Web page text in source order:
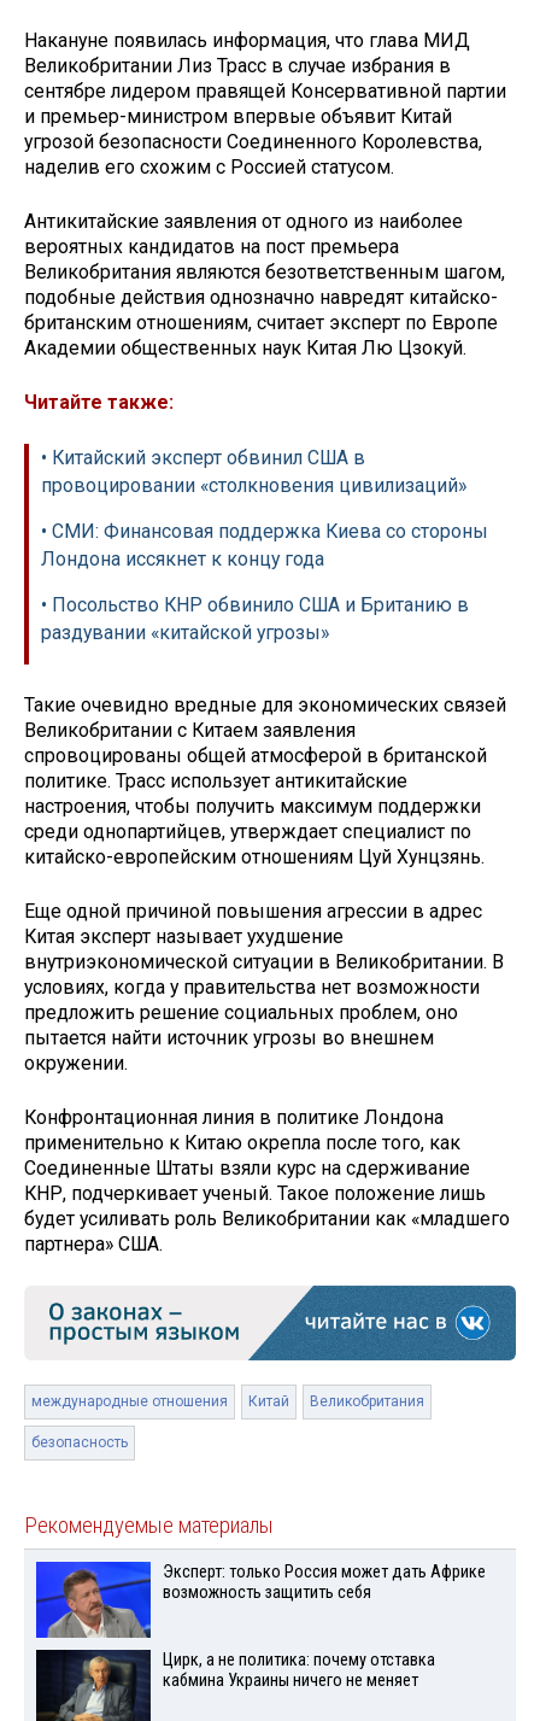
Накануне появилась информация, что глава МИД
Великобритании Лиз Трасс в случае избрания в
сентябре лидером правящей Консервативной партии
и премьер-министром впервые объявит Китай
угрозой безопасности Соединенного Королевства,
наделив его схожим с Россией статусом.
Антикитайские заявления от одного из наиболее
вероятных кандидатов на пост премьера
Великобритания являются безответственным шагом,
подобные действия однозначно навредят китайско-
британским отношениям, считает эксперт по Европе
Академии общественных наук Китая Лю Цзокуй.
Читайте также:
• Китайский эксперт обвинил США в
провоцировании «столкновения цивилизаций»
• СМИ: Финансовая поддержка Киева со стороны
Лондона иссякнет к концу года
• Посольство КНР обвинило США и Британию в
раздувании «китайской угрозы»
Такие очевидно вредные для экономических связей
Великобритании с Китаем заявления
спровоцированы общей атмосферой в британской
политике. Трасс использует антикитайские
настроения, чтобы получить максимум поддержки
среди однопартийцев, утверждает специалист по
китайско-европейским отношениям Цуй Хунцзянь.
Еще одной причиной повышения агрессии в адрес
Китая эксперт называет ухудшение
внутриэкономической ситуации в Великобритании. В
условиях, когда у правительства нет возможности
предложить решение социальных проблем, оно
пытается найти источник угрозы во внешнем
окружении.
Конфронтационная линия в политике Лондона
применительно к Китаю окрепла после того, как
Соединенные Штаты взяли курс на сдерживание
КНР, подчеркивает ученый. Такое положение лишь
будет усиливать роль Великобритании как «младшего
партнера» США.
международные отношения Китай Великобритания
безопасность
Рекомендуемые материалы
Эксперт: только Россия может дать Африке
возможность защитить себя
Цирк, а не политика: почему отставка
кабмина Украины ничего не меняет